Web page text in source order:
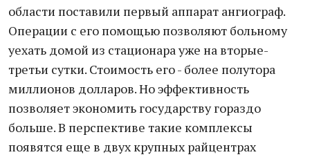
области поставили первый аппарат ангиограф.
Операции с его помощью позволяют больному
уехать домой из стационара уже на вторые-
третьи сутки. Стоимость его - более полутора
миллионов долларов. Но эффективность
позволяет экономить государству гораздо
больше. В перспективе такие комплексы
появятся еще в двух крупных райцентрах